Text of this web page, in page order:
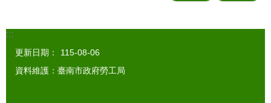
:::
更新日期：
115-08-06
資料維護：臺南市政府勞工局